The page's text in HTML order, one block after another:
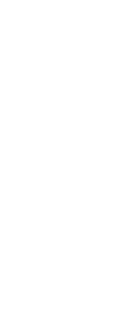
como parte de